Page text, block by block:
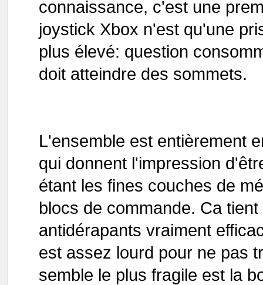
connaissance, c'est une
joystick Xbox n'est qu'une
plus élevé: question
doit atteindre des sommets.
L'ensemble est entièrement
qui donnent l'impression
étant les fines couches de
blocs de commande. Ca
antidérapants vraiment
est assez lourd pour ne pas
semble le plus fragile est la